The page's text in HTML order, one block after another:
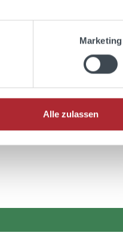
Marketing
Alle zulassen
werden immer
Flasche - ist aber auch